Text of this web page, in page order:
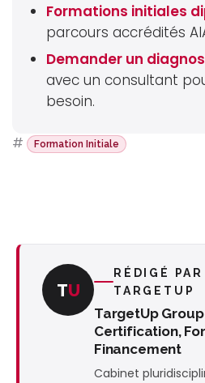
Formations initiales
parcours accrédités
Demander un
avec un consultant
besoin.
# Formation Initiale
TU
RÉDIGÉ
TARGETUP
TargetUp
Certification,
Financement
Cabinet